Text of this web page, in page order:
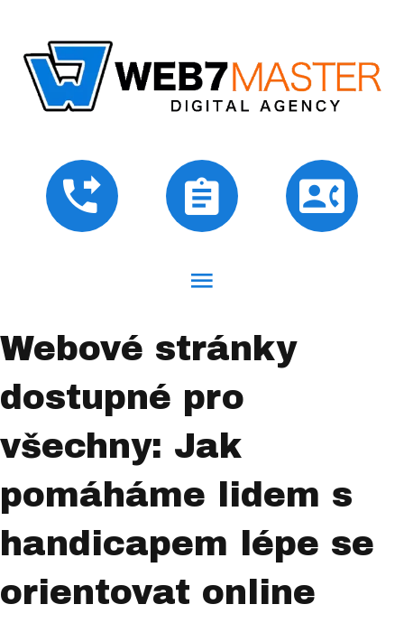
Webové stránky
dostupné pro
všechny: Jak
pomáháme lidem s
handicapem lépe se
orientovat online